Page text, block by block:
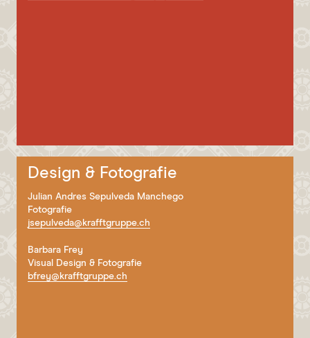
Design & Fotografie
Julian Andres Sepulveda Manchego
Fotografie
jsepulveda@krafftgruppe.ch
Barbara Frey
Visual Design & Fotografie
bfrey@krafftgruppe.ch